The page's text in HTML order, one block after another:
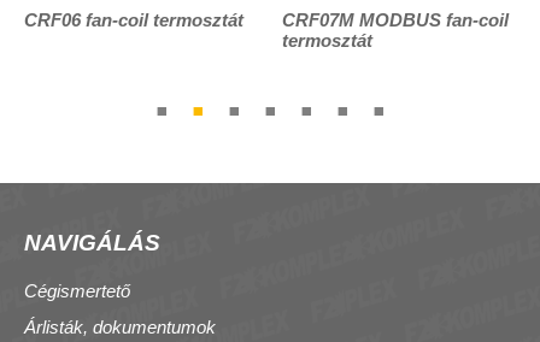
CRF06 fan-coil termosztát
CRF07M MODBUS fan-coil
termosztát
NAVIGÁLÁS
Cégismertető
Árlisták, dokumentumok